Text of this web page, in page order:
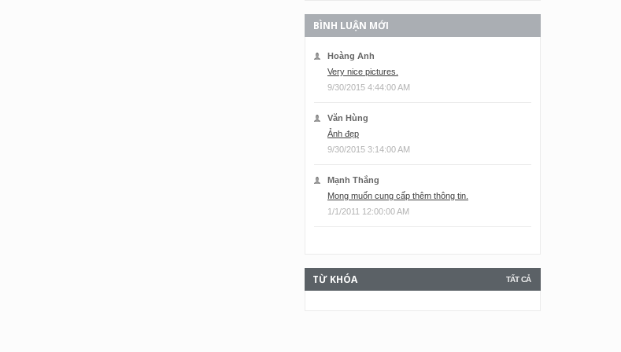
BÌNH LUẬN MỚI
Hoàng Anh
Very nice pictures.
9/30/2015 4:44:00 AM
Văn Hùng
Ảnh đẹp
9/30/2015 3:14:00 AM
Mạnh Thắng
Mong muốn cung cấp thêm thông tin.
1/1/2011 12:00:00 AM
TẤT CẢ
TỪ KHÓA